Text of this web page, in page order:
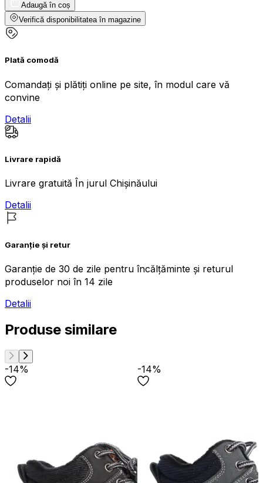
Adaugă în coș
Verifică disponibilitatea în magazine
Plată comodă
Comandați și plătiți online pe site, în modul care vă
convine
Detalii
Livrare rapidă
Livrare gratuită În jurul Chișinăului
Detalii
Garanție și retur
Garanție de 30 de zile pentru încălțăminte și returul
produselor noi în 14 zile
Detalii
Produse similare
-14% -14%